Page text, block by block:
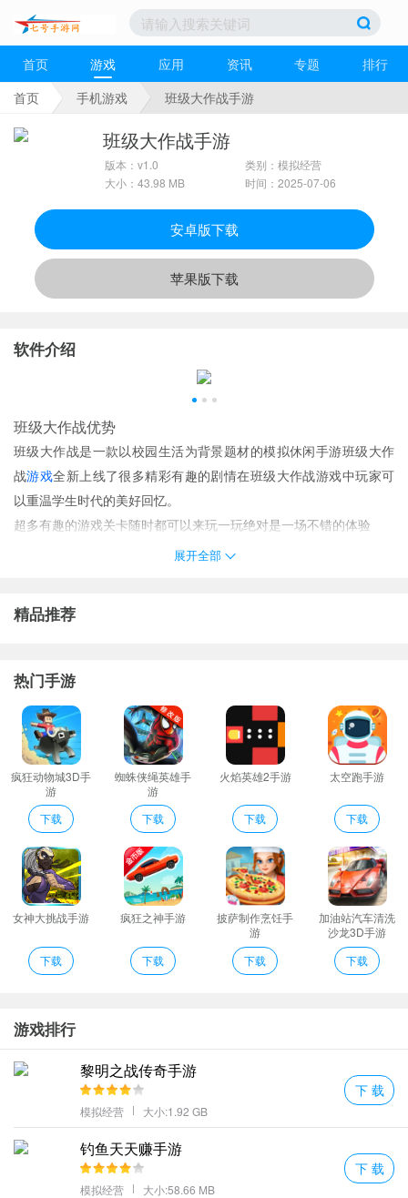
首页 游戏 应用 资讯 专题
排行
首页
手机游戏 班级大作战手游
班级大作战手游
版本：v1.0
大小：43.98 MB
类别：模拟经营
时间：2025-07-06
安卓版下载
苹果版下载
软件介绍
班级大作战优势
班级大作战是一款以校园生活为背景题材的模拟休闲手游班级大作
战游戏全新上线了很多精彩有趣的剧情在班级大作战游戏中玩家可
以重温学生时代的美好回忆。
超多有趣的游戏关卡随时都可以来玩一玩绝对是一场不错的体验
教同学们各种考试技巧游戏中有各种考试道具可以提升学生的考试
这款游戏真是太有趣了玩起来很简单而且很有趣味性哦！
发挥。
班级大作战点评
每天都会有着大量好玩的每天上线玩一玩非常不错;
获得一些新的奖励很多模式都可以去了解体验不同的乐趣！
在这里大家一定要注意学业考试的时候也不要作弊；
考取第一名的班级获得学霸班级称号还可以获得丰厚奖励。
《班级大作战》是一款创新的以学生考试为题材的正能量手游。玩
家通过拖动合成高级同学派遣同学上考场跟其他班级的同学进行考
试比赛。一步步升学。
游戏不需要充钱就可以玩游戏更多的是要求玩家的管理能力。
班级大作战评价
由你来谱写全新的篇章更丰富的约会地点发生各种特殊情感事件。
发现了
教会同学们各种考试技巧游戏中有各种考试道具可以提升学生的考
在这里大家一定要注意学业考试的时候也不要作弊;
有趣且创新的休闲游戏大量的活动和游戏玩法等你体验和享受；
获得奖励荣誉越多游戏会解锁更多的新玩法让玩家这位班主任可以
更有游戏体验。
展开全部
精品推荐
热门手游
疯狂动物城3D手
游
下载
蜘蛛侠绳英雄手
游
下载
火焰英雄2手游
下载
太空跑手游
下载
女神大挑战手游
下载
疯狂之神手游
下载
披萨制作烹饪手
游
下载
加油站汽车清洗
沙龙3D手游
下载
游戏排行
黎明之战传奇手游
模拟经营 大小:1.92 GB
下 载
钓鱼天天赚手游
模拟经营 大小:58.66 MB
下 载